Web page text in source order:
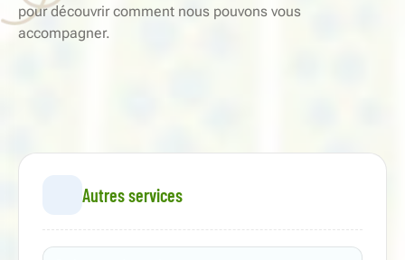
pour découvrir comment nous pouvons vous
accompagner.
Autres services